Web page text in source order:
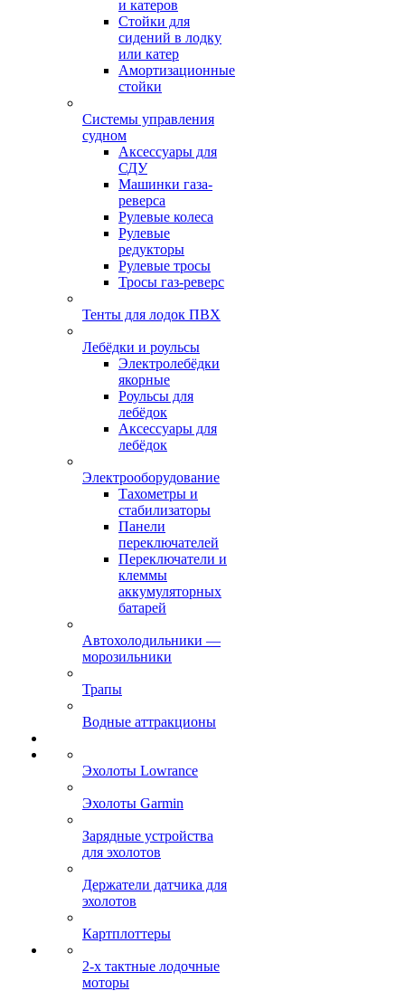
и катеров
Стойки для
сидений в лодку
или катер
Амортизационные
стойки
Системы управления
судном
Аксессуары для
СДУ
Машинки газа-
реверса
Рулевые колеса
Рулевые
редукторы
Рулевые тросы
Тросы газ-реверс
Тенты для лодок ПВХ
Лебёдки и роульсы
Электролебёдки
якорные
Роульсы для
лебёдок
Аксессуары для
лебёдок
Электрооборудование
Тахометры и
стабилизаторы
Панели
переключателей
Переключатели и
клеммы
аккумуляторных
батарей
Автохолодильники —
морозильники
Трапы
Водные аттракционы
Эхолоты Lowrance
Эхолоты Garmin
Зарядные устройства
для эхолотов
Держатели датчика для
эхолотов
Картплоттеры
2-х тактные лодочные
моторы